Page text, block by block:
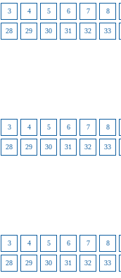
3 4 5 6 7 8
28 29 30 31 32 33
3 4 5 6 7 8
28 29 30 31 32 33
3 4 5 6 7 8
28 29 30 31 32 33